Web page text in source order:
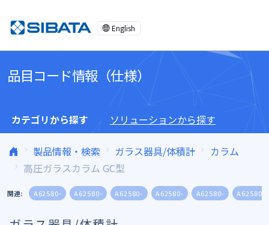
English
品目コード情報（仕様）
カテゴリから探す ソリューションから探す
製品情報・検索 ガラス器具/体積計
カラム
高圧ガラスカラム GC型
関連: A62580- A62580- A62580- A62580- A62580- A62580-